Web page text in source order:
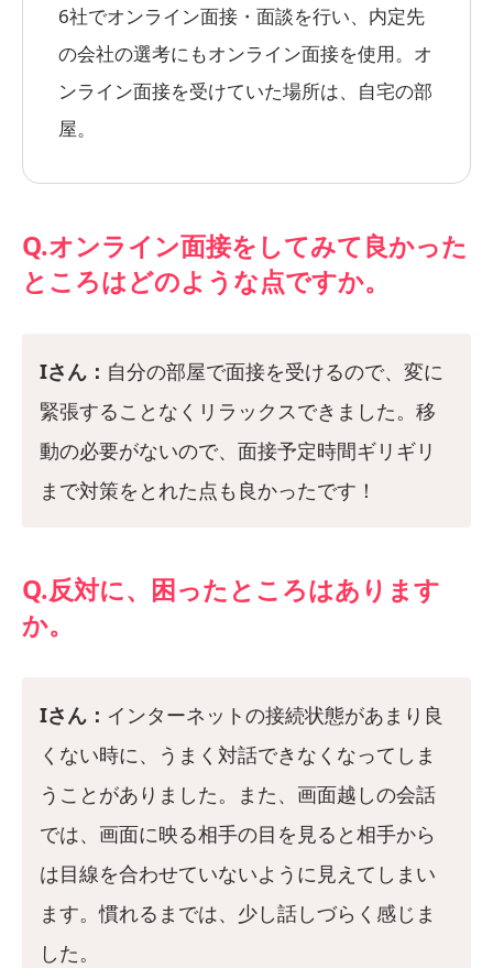
6社でオンライン面接・面談を行い、内定先
の会社の選考にもオンライン面接を使用。オ
ンライン面接を受けていた場所は、自宅の部
屋。
Q.オンライン面接をしてみて良かった
ところはどのような点ですか。
Iさん： 自分の部屋で面接を受けるので、変に
緊張することなくリラックスできました。移
動の必要がないので、面接予定時間ギリギリ
まで対策をとれた点も良かったです！
Q.反対に、困ったところはあります
か。
Iさん： インターネットの接続状態があまり良
くない時に、うまく対話できなくなってしま
うことがありました。また、画面越しの会話
では、画面に映る相手の目を見ると相手から
は目線を合わせていないように見えてしまい
ます。慣れるまでは、少し話しづらく感じま
した。